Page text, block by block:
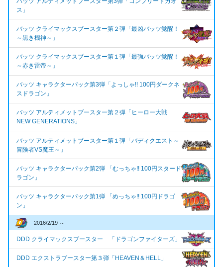
ス」
バッツ クライマックスブースター第２弾「最凶バッツ覚醒！
～黒き機神～」
バッツ クライマックスブースター第１弾「最強バッツ覚醒！
～赤き雷帝～」
バッツ キャラクターパック第3弾「よっしゃ!! 100円ダークネ
スドラゴン」
バッツ アルティメットブースター第２弾「ヒーロー大戦
NEW GENERATIONS」
バッツ アルティメットブースター第１弾「バディクエスト～
冒険者VS魔王～」
バッツ キャラクターパック第2弾 「むっちゃ!! 100円スタード
ラゴン」
バッツ キャラクターパック第1弾 「めっちゃ!! 100円ドラゴ
ン」
2016/2/19 ～
DDD クライマックスブースター 「ドラゴンファイターズ」
DDD エクストラブースター第３弾「HEAVEN＆HELL」